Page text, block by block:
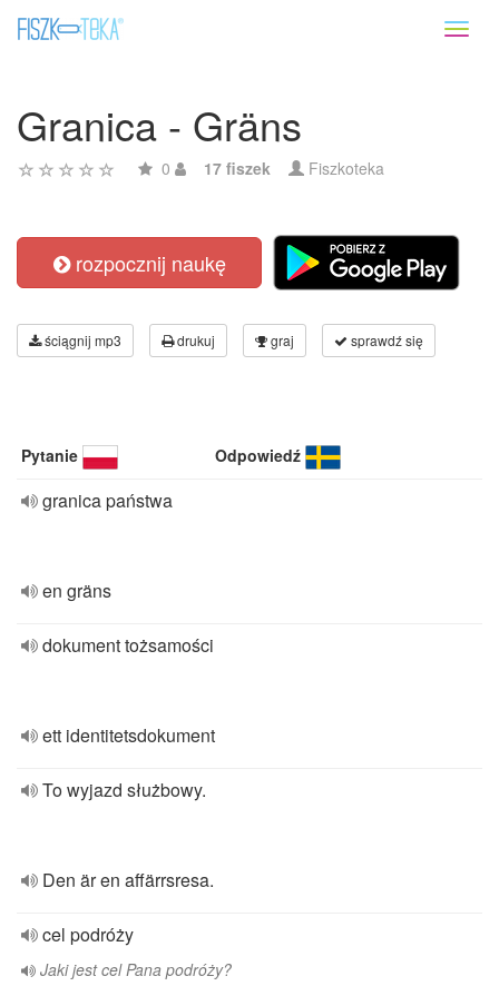
Granica - Gräns
0 17 fiszek Fiszkoteka
rozpocznij naukę
ściągnij mp3 drukuj graj sprawdź się
Pytanie Odpowiedź
granica państwa
en gräns
dokument tożsamości
ett identitetsdokument
To wyjazd służbowy.
Den är en affärrsresa.
cel podróży
Jaki jest cel Pana podróży?